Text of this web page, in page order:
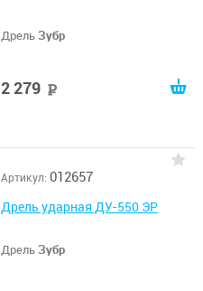
ДрельЗубр
2 279
Артикул: 012657
Дрель ударная ДУ-550 ЭР
ДрельЗубр